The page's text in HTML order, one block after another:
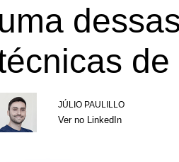
uma
JÚLIO PAULILLO
Ver no LinkedIn